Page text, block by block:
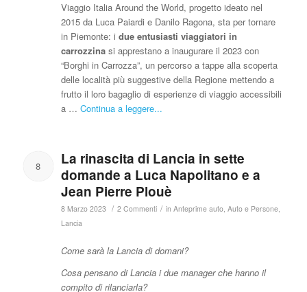
Viaggio Italia Around the World, progetto ideato nel
2015 da Luca Paiardi e Danilo Ragona, sta per tornare
in Piemonte: i due entusiasti viaggiatori in
carrozzinasi apprestano a inaugurare il 2023 con
“Borghi in Carrozza”, un percorso a tappe alla scoperta
delle località più suggestive della Regione mettendo a
frutto il loro bagaglio di esperienze di viaggio accessibili
a … Continua a leggere...
8
La rinascita di Lancia in sette
domande a Luca Napolitano e a
Jean Pierre Plouè
8 Marzo 2023 / 2 Commenti / in Anteprime auto, Auto e Persone,
Lancia
Come sarà la Lancia di domani?
Cosa pensano di Lancia i due manager che hanno il
compito di rilanciarla?